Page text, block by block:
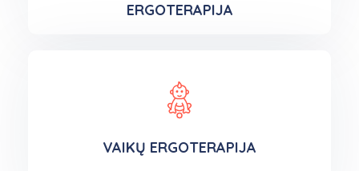
ERGOTERAPIJA
VAIKŲ ERGOTERAPIJA